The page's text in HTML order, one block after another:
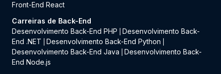
Front-End React
Carreiras de Back-End
Desenvolvimento Back-End PHP
Desenvolvimento Back-
End .NET
Desenvolvimento Back-End Python
Desenvolvimento Back-End Java
Desenvolvimento Back-
End Node.js